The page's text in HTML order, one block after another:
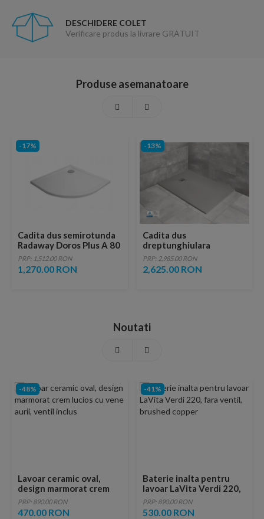
DESCHIDERE COLET
Verificare produs la livrare GRATUIT
Produse asemanatoare
-17%
Cadita dus semirotunda
Radaway Doros Plus A 80
x 80 cm
PRP: 1,512.00 RON
1,270.00 RON
-13%
Cadita dus
dreptunghiulara
Radaway Kyntos F
120x100xH3 cm,
decupabila
PRP: 2,985.00 RON
2,625.00 RON
Noutati
-48%
Lavoar ceramic oval,
design marmorat crem
lucios cu vene aurii,
ventil inclus
PRP: 890.00 RON
470.00 RON
-41%
Baterie inalta pentru
lavoar LaVita Verdi 220,
fara ventil, brushed
copper
PRP: 890.00 RON
530.00 RON